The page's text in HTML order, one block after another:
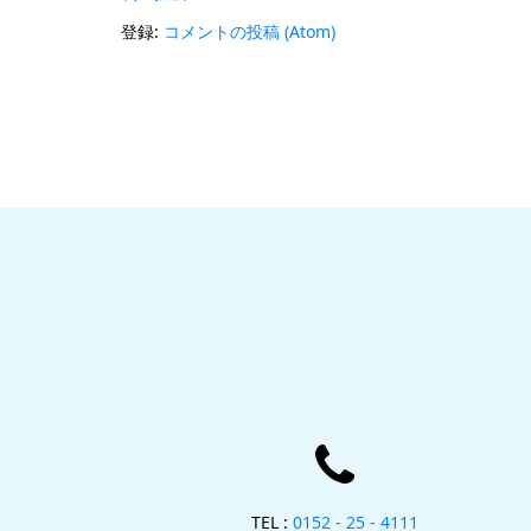
登録: コメントの投稿 (Atom)
TEL : 0152 - 25 - 4111